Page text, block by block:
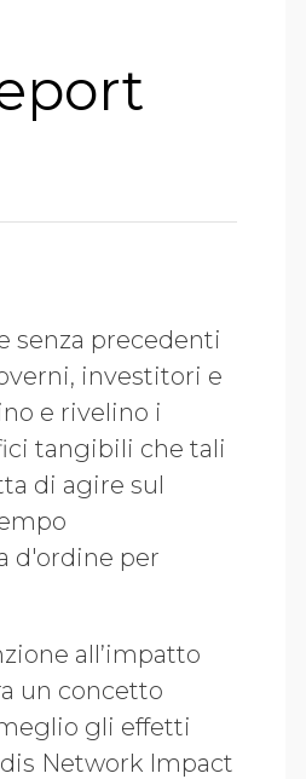
senza precedenti
investitori e
e rivelino i
tangibili che tali
di agire sul
d'ordine per
all’impatto
un concetto
gli effetti
Network Impact